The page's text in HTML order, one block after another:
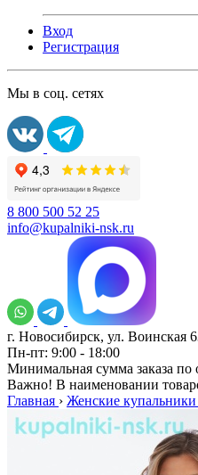
Вход
Регистрация
Мы в соц. сетях
8 800 500 52 25
info@kupalniki-nsk.ru
г. Новосибирск, ул. Воинская
Пн-пт: 9:00 - 18:00
Минимальная сумма заказа
Важно! В наименовании
Главная › Женские купальники